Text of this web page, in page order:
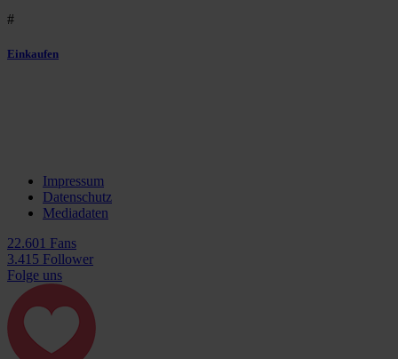
#
Einkaufen
Impressum
Datenschutz
Mediadaten
22.601 Fans
3.415 Follower
Folge uns